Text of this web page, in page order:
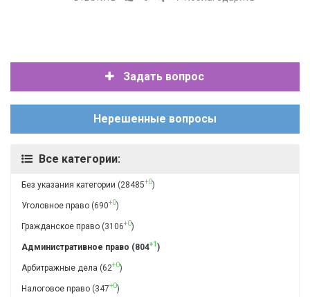
Задать вопрос
Нерешенные вопросы
Все категории:
Без указания категории (28485+0)
Уголовное право (690+0)
Гражданское право (3106+0)
Административное право (804+1)
Арбитражные дела (62+0)
Налоговое право (347+0)